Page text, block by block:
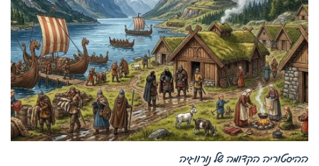
ההיסטוריה הקדומה של נורווגיה